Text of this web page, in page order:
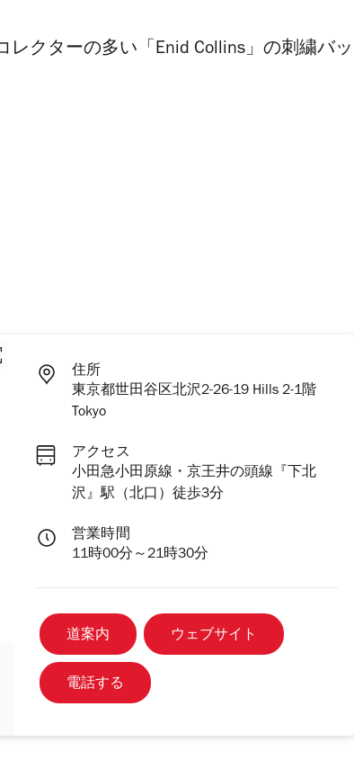
クターの多い「Enid Collins」の刺繍バッ
住所
東京都世田谷区北沢2-26-19 Hills 2-1階
Tokyo
アクセス
小田急小田原線・京王井の頭線『下北
沢』駅（北口）徒歩3分
営業時間
11時00分～21時30分
道案内 ウェブサイト
電話する